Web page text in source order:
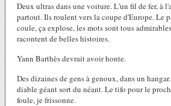
Deux ultras dans une voiture. L'un fil de fer, à
partout. Ils roulent vers la coupe d'Europe. Le
coule, ça explose, les mots sont tous
racontent de belles histoires.
Yann Barthès devrait avoir honte.
Des dizaines de gens à genoux, dans un
diable géant sort du néant. Le tifo pour le
foule, je frissonne.